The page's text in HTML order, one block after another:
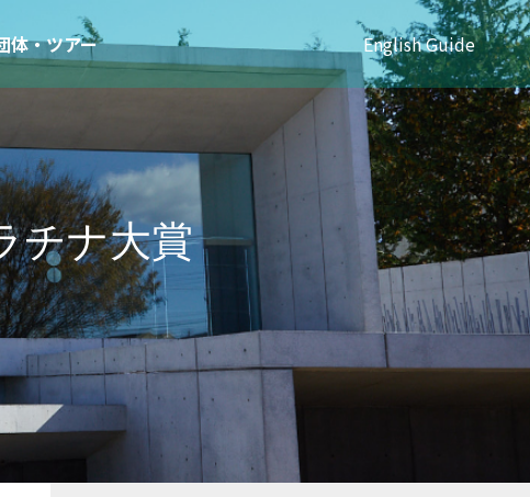
体・ツアー English Guide
チナ大賞